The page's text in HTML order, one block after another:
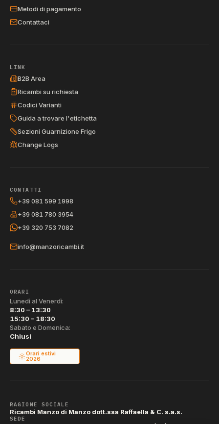
Metodi di pagamento
Contattaci
LINK
B2B Area
Ricambi su richiesta
Codici Varianti
Guida a trovare l'etichetta
Sezioni Guarnizione Frigo
Change Logs
CONTATTI
+39 081 599 1998
+39 081 780 3954
+39 320 753 7082
info@manzoricambi.it
ORARI
Lunedì al Venerdì:
8:30 – 13:30
15:30 – 18:30
Sabato e Domenica:
Chiusi
Orari estivi
2026
RAGIONE SOCIALE
Ricambi Manzo di Manzo dott.ssa Raffaella & C. s.a.s.
SEDE